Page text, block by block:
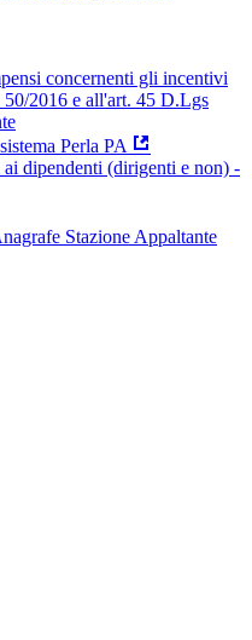
concernenti gli incentivi
2016 e all'art. 45 D.Lgs
Perla PA
dipendenti (dirigenti e non) -
Stazione Appaltante